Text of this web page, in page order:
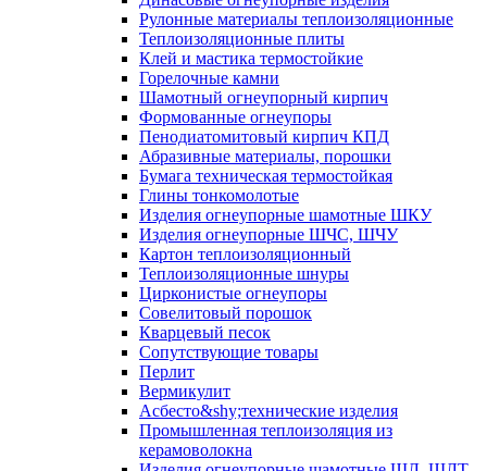
Рулонные материалы теплоизоляционные
Тепло­изоляционные плиты
Клей и мастика термостойкие
Горелочные камни
Шамотный огнеупорный кирпич
Формованные огнеупоры
Пенодиатомитовый кирпич КПД
Абразивные материалы, порошки
Бумага техническая термостойкая
Глины тонкомолотые
Изделия огнеупорные шамотные ШКУ
Изделия огнеупорные ШЧС, ШЧУ
Картон теплоизоляционный
Теплоизоляционные шнуры
Цирконистые огнеупоры
Совелитовый порошок
Кварцевый песок
Сопутствующие товары
Перлит
Вермикулит
Асбесто&shy;технические изделия
Промышленная теплоизоляция из
керамоволокна